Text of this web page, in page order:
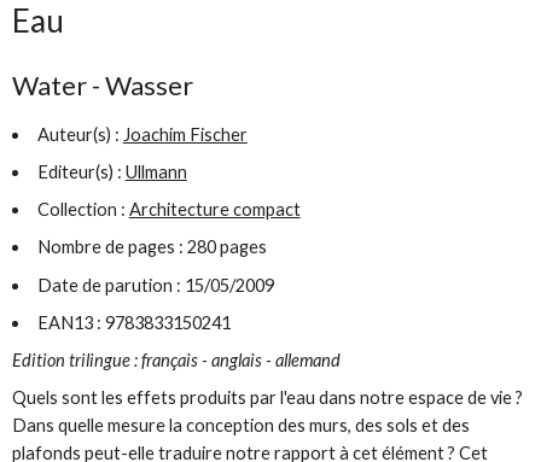
Eau
Water - Wasser
Auteur(s) : Joachim Fischer
Editeur(s) : Ullmann
Collection : Architecture compact
Nombre de pages : 280 pages
Date de parution : 15/05/2009
EAN13 : 9783833150241
Edition trilingue : français - anglais - allemand
Quels sont les effets produits par l'eau dans notre espace de vie ?
Dans quelle mesure la conception des murs, des sols et des
plafonds peut-elle traduire notre rapport à cet élément ? Cet